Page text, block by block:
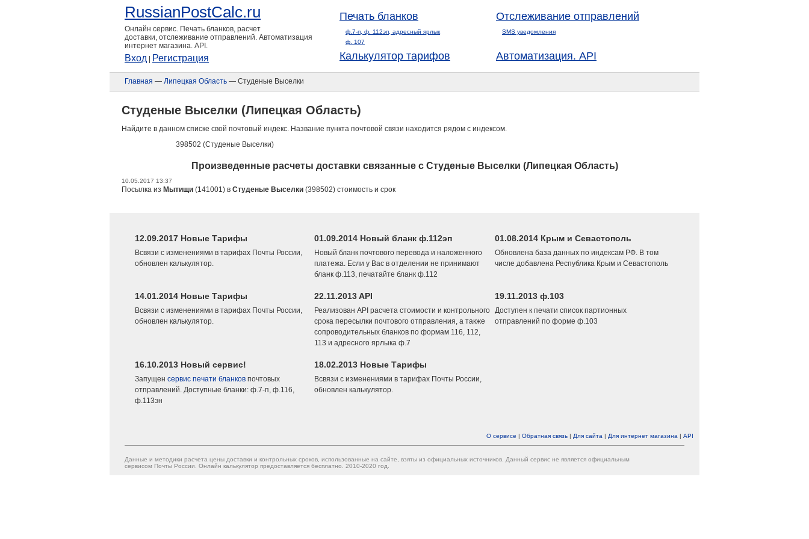
RussianPostCalc.ru
Онлайн сервис. Печать бланков, расчет
доставки, отслеживание отправлений. Автоматизация
интернет магазина. API.
Вход Регистрация
Печать бланков
ф.7-п, ф. 112эп, адресный ярлык
ф. 107
Отслеживание отправлений
SMS уведомления
Калькулятор тарифов Автоматизация. API
Главная — Липецкая Область — Студеные Выселки
Студеные Выселки (Липецкая Область)
Найдите в данном списке свой почтовый индекс. Название пункта почтовой связи находится рядом с индексом.
398502 (Студеные Выселки)
Произведенные расчеты доставки связанные с Студеные Выселки (Липецкая Область)
10.05.2017 13:37
Посылка из Мытищи (141001) в Студеные Выселки (398502) стоимость и срок
12.09.2017 Новые Тарифы
Всвязи с изменениями в тарифах Почты России,
обновлен калькулятор.
01.09.2014 Новый бланк ф.112эп
Новый бланк почтового перевода и наложенного
платежа. Если у Вас в отделении не принимают
бланк ф.113, печатайте бланк ф.112
01.08.2014 Крым и Севастополь
Обновлена база данных по индексам РФ. В том
числе добавлена Республика Крым и Севастополь
14.01.2014 Новые Тарифы
Всвязи с изменениями в тарифах Почты России,
обновлен калькулятор.
22.11.2013 API
Реализован API расчета стоимости и контрольного
срока пересылки почтового отправления, а также
сопроводительных бланков по формам 116, 112,
113 и адресного ярлыка ф.7
19.11.2013 ф.103
Доступен к печати список партионных
отправлений по форме ф.103
16.10.2013 Новый сервис!
Запущен сервис печати бланков почтовых
отправлений. Доступные бланки: ф.7-п, ф.116,
ф.113эн
18.02.2013 Новые Тарифы
Всвязи с изменениями в тарифах Почты России,
обновлен калькулятор.
О сервисе | Обратная связь | Для сайта | Для интернет магазина | API
Данные и методики расчета цены доставки и контрольных сроков, использованные на сайте, взяты из официальных источников. Данный сервис не является официальным
сервисом Почты России. Онлайн калькулятор предоставляется бесплатно. 2010-2020 год.